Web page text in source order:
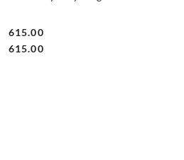
Cena:
615.00
Cena:
615.00